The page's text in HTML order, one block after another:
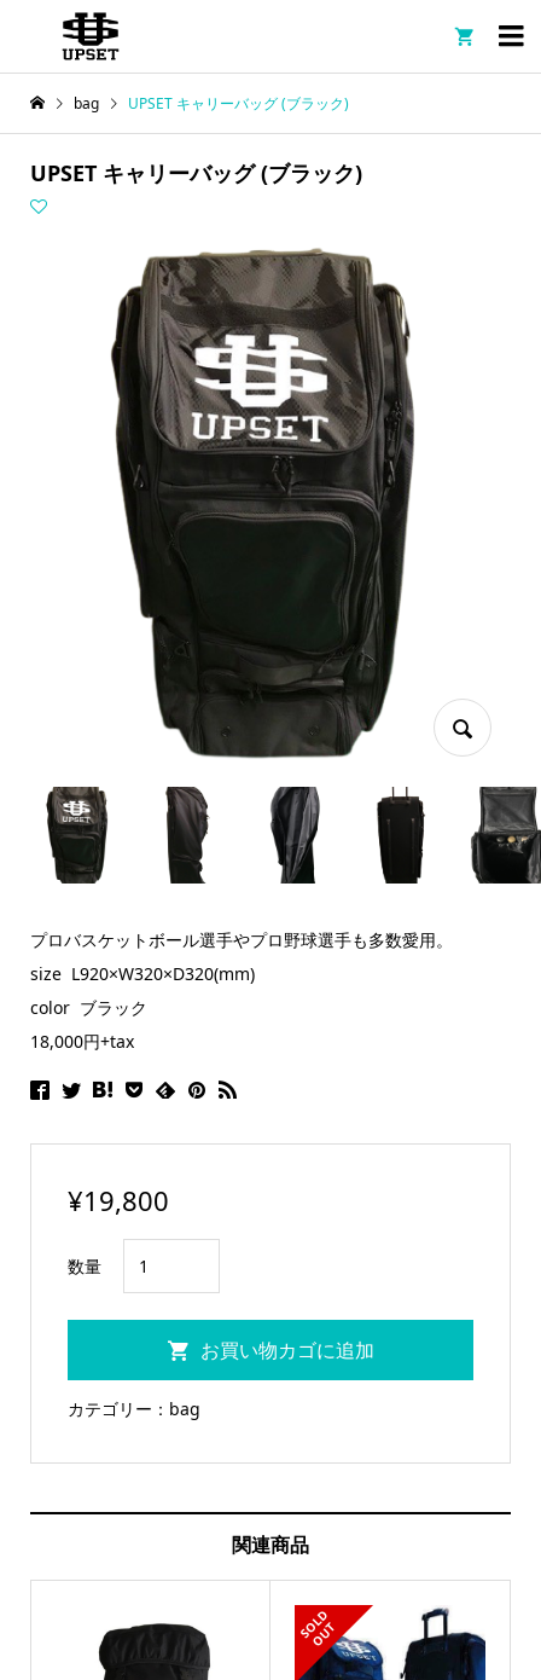

bag UPSET キャリーバッグ (ブラック)
UPSET キャリーバッグ (ブラック)
プロバスケットボール選手やプロ野球選手も多数愛用。
size L920×W320×D320(mm)
color ブラック
18,000円+tax
¥19,800
数量
キ
ャ
バ
ク)
お買い物カゴに追加
カテゴリー： bag
関連商品
S
O
L
D
O
U
T